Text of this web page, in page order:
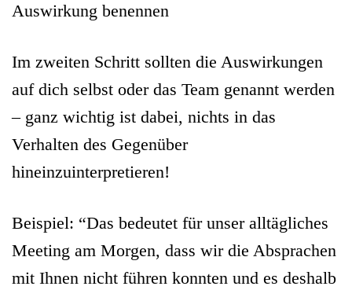
Auswirkung benennen
Im zweiten Schritt sollten die Auswirkungen
auf dich selbst oder das Team genannt werden
– ganz wichtig ist dabei, nichts in das
Verhalten des Gegenüber
hineinzuinterpretieren!
Beispiel: “Das bedeutet für unser alltägliches
Meeting am Morgen, dass wir die Absprachen
mit Ihnen nicht führen konnten und es deshalb